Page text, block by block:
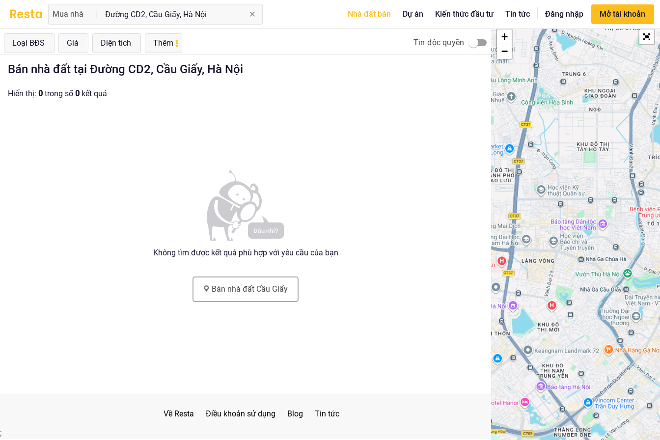
Mua nhà Nhà đất bán Dự án Kiến thức đầu tư Tin tức | Đăng nhập Mở tài khoản
Loại BĐS Giá Diện tích Thêm Tin độc quyền
Bán nhà đất tại Đường CD2, Cầu Giấy, Hà Nội
Hiển thị: 0 trong số0 kết quả
Không tìm được kết quả phù hợp với yêu cầu của bạn
Bán nhà đất Cầu Giấy
Về Resta Điều khoản sử dụng Blog Tin tức
+
−
;